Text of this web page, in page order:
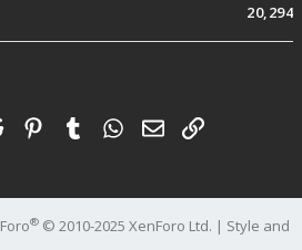
20,294
RedditPinterestTumblrWhatsApp
電子郵件
連結
® © 2010-2025 XenForo Ltd. | Style and